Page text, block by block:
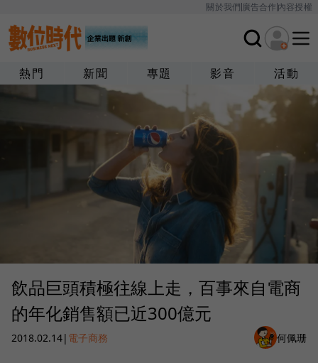
關於我們廣告合作內容授權
熱門 新聞 專題 影音 活動
飲品巨頭積極往線上走，百事來自電商
的年化銷售額已近300億元
2018.02.14| 電子商務 何佩珊